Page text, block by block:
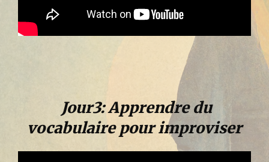
Jour3: Apprendre du
vocabulaire pour improviser